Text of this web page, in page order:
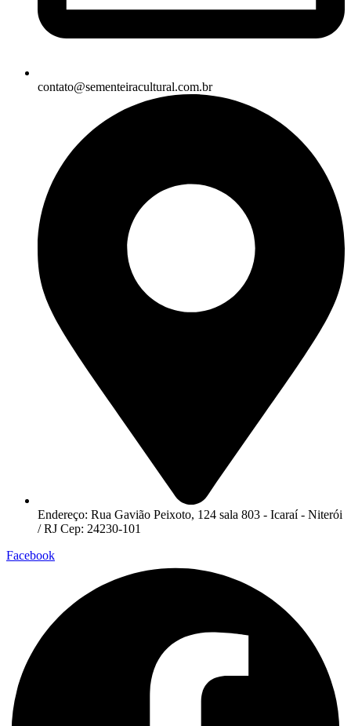
contato@sementeiracultural.com.br
Endereço: Rua Gavião Peixoto, 124 sala 803 - Icaraí - Niterói
/ RJ Cep: 24230-101
Facebook